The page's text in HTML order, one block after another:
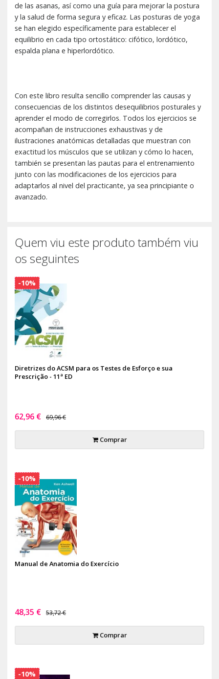
de las asanas, así como una guía para mejorar la postura
y la salud de forma segura y eficaz. Las posturas de yoga
se han elegido específicamente para establecer el
equilibrio en cada tipo ortostático: cifótico, lordótico,
espalda plana e hiperlordótico.
Con este libro resulta sencillo comprender las causas y
consecuencias de los distintos desequilibrios posturales y
aprender el modo de corregirlos. Todos los ejercicios se
acompañan de instrucciones exhaustivas y de
ilustraciones anatómicas detalladas que muestran con
exactitud los músculos que se utilizan y cómo lo hacen,
también se presentan las pautas para el entrenamiento
junto con las modificaciones de los ejercicios para
adaptarlos al nivel del practicante, ya sea principiante o
avanzado.
Quem viu este produto também viu
os seguintes
Diretrizes do ACSM para os Testes de Esforço e sua
Prescrição - 11ª ED
62,96 € 69,96 €
Comprar
-10%
Manual de Anatomia do Exercício
48,35 € 53,72 €
Comprar
-10%
-10%